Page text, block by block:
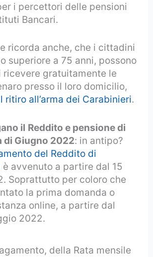
i percettori delle pensioni
Bancari.
ricorda anche, che i cittadini
superiore a 75 anni, possono
ricevere gratuitamente le
presso il loro domicilio,
ritiro all’arma dei Carabinieri.
il Reddito e pensione di
di Giugno 2022: in antipo?
del Reddito di
è avvenuto a partire dal 15
Soprattutto per coloro che
la prima domanda o
online, a partire dal
2022.
della Rata mensile